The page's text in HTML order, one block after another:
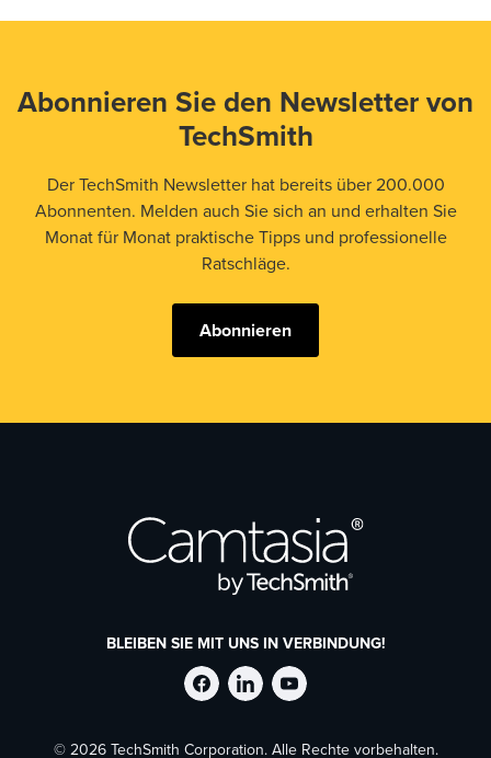
Abonnieren Sie den Newsletter von
TechSmith
Der TechSmith Newsletter hat bereits über 200.000
Abonnenten. Melden auch Sie sich an und erhalten Sie
Monat für Monat praktische Tipps und professionelle
Ratschläge.
Abonnieren
BLEIBEN SIE MIT UNS IN VERBINDUNG!
TechSmith
TechSmith
TechSmith
© 2026 TechSmith Corporation. Alle Rechte vorbehalten.